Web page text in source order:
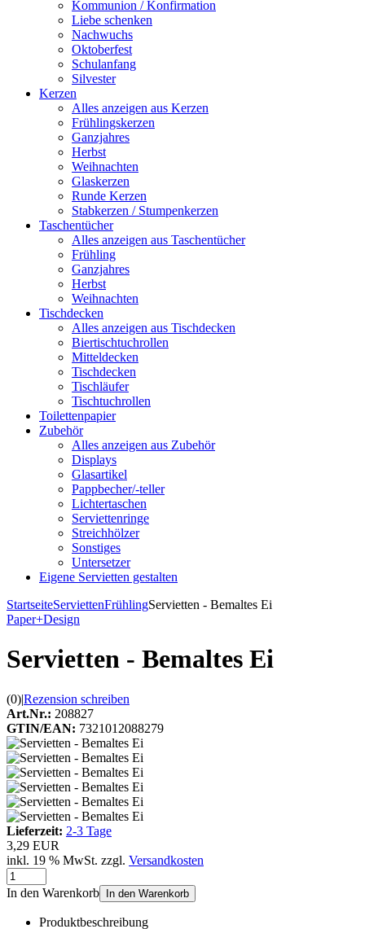
Kommunion / Konfirmation
Liebe schenken
Nachwuchs
Oktoberfest
Schulanfang
Silvester
Kerzen
Alles anzeigen aus Kerzen
Frühlingskerzen
Ganzjahres
Herbst
Weihnachten
Glaskerzen
Runde Kerzen
Stabkerzen / Stumpenkerzen
Taschentücher
Alles anzeigen aus Taschentücher
Frühling
Ganzjahres
Herbst
Weihnachten
Tischdecken
Alles anzeigen aus Tischdecken
Biertischtuchrollen
Mitteldecken
Tischdecken
Tischläufer
Tischtuchrollen
Toilettenpapier
Zubehör
Alles anzeigen aus Zubehör
Displays
Glasartikel
Pappbecher/-teller
Lichtertaschen
Serviettenringe
Streichhölzer
Sonstiges
Untersetzer
Eigene Servietten gestalten
StartseiteServiettenFrühlingServietten - Bemaltes Ei
Paper+Design
Servietten - Bemaltes Ei
(0)|Rezension schreiben
Art.Nr.: 208827
GTIN/EAN: 7321012088279
Lieferzeit: 2-3 Tage
3,29 EUR
inkl. 19 % MwSt. zzgl. Versandkosten
In den Warenkorb In den Warenkorb
Produktbeschreibung